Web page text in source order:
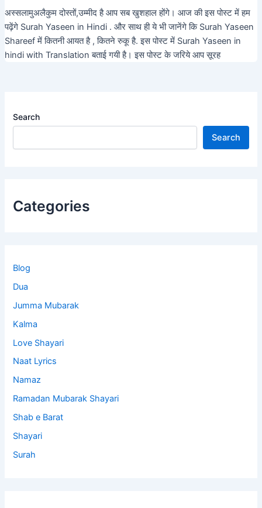
अस्सलामुअलैकुम दोस्तों,उम्मीद है आप सब खुशहाल होंगे। आज की इस पोस्ट में हम
पढ़ेंगे Surah Yaseen in Hindi . और साथ ही ये भी जानेंगे कि Surah Yaseen
Shareef में कितनी आयत है , कितने रुकू है. इस पोस्ट में Surah Yaseen in
hindi with Translation बताई गयी है। इस पोस्ट के जरिये आप सूरह
Search
Search
Categories
Blog
Dua
Jumma Mubarak
Kalma
Love Shayari
Naat Lyrics
Namaz
Ramadan Mubarak Shayari
Shab e Barat
Shayari
Surah